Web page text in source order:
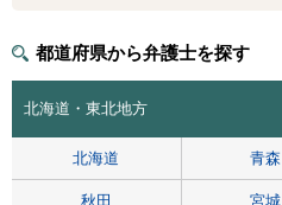
都道府県から弁護士を探す
北海道・東北地方
北海道 青森
秋田 宮城